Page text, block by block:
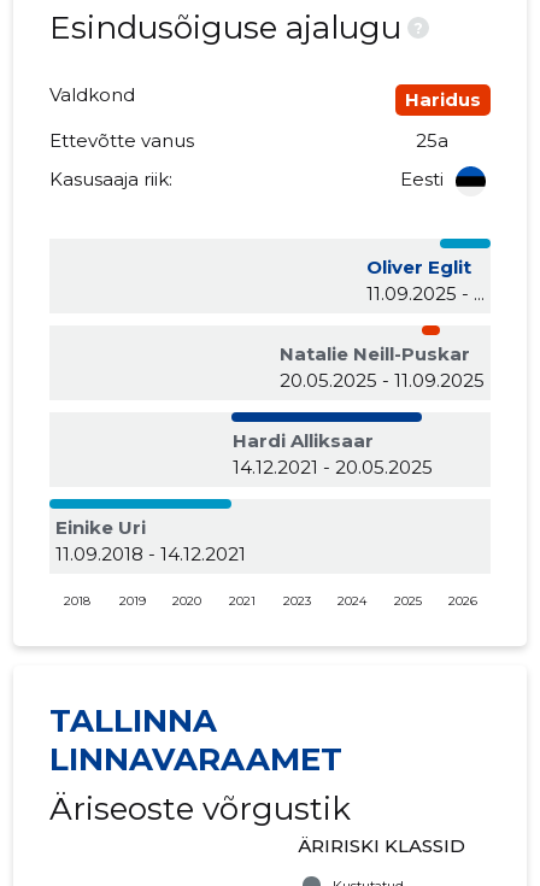
Esindusõiguse ajalugu
?
Valdkond
Haridus
Ettevõtte vanus
25a
Kasusaaja riik:
Eesti
Oliver Eglit
11.09.2025 - ...
Natalie Neill-Puskar
20.05.2025 - 11.09.2025
Hardi Alliksaar
14.12.2021 - 20.05.2025
Einike Uri
11.09.2018 - 14.12.2021
2018 2019 2020 2021 2023 2024 2025 2026
TALLINNA
LINNAVARAAMET
Äriseoste võrgustik
ÄRIRISKI KLASSID